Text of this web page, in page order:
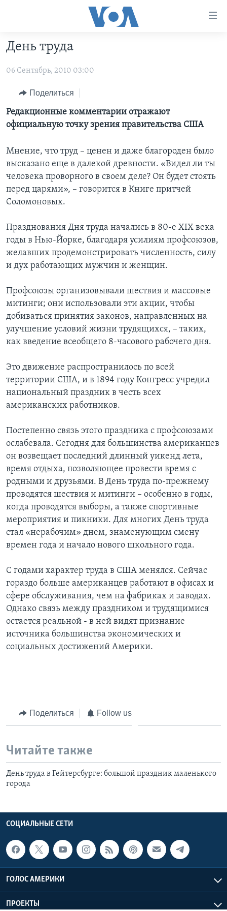
Перейти
на
основной
Перейти
основной
навигации
поиск
ГЛАВНОЕ
ПРОГРАММЫ
АМЕРИКА
НОВОСТИ ЗА МИНУТУ
ИТОГИ
ДИСКУССИЯ VOA
НЬЮ-ЙОРК NEW YORK
ПРОЕКТЫ
УЧИМ АНГЛИЙСКИЙ
НАША АМЕРИКАНСКАЯ ИСТОРИЯ
АРТЕФАКТЫ
АМЕРИКАНСКИЕ ГОРОДКИ
ТЕСТЫ
ЭКСПЕРТИЗА
ИНТЕРВЬЮ
ФАКТЫ ПРОТИВ ФЕЙКОВ
ЗА СВОБОДУ ПРЕССЫ
УЧИМ АНГЛИЙСКИЙ
ВИДЕО
Learning English
СОЦИАЛЬНЫЕ СЕТИ
Языки
День труда
06 Сентябрь, 2010 03:00
Поделиться
Редакционные комментарии отражают
официальную точку зрения правительства США
Мнение, что труд – ценен и даже благороден было
высказано еще в далекой древности. «Видел ли ты
человека проворного в своем деле? Он будет стоять
перед царями», – говорится в Книге притчей
Соломоновых.
Празднования Дня труда начались в 80-е XIX века
годы в Нью-Йорке, благодаря усилиям профсоюзов,
желавших продемонстрировать численность, силу
и дух работающих мужчин и женщин.
Профсоюзы организовывали шествия и массовые
митинги; они использовали эти акции, чтобы
добиваться принятия законов, направленных на
улучшение условий жизни трудящихся, – таких,
как введение всеобщего 8-часового рабочего дня.
Это движение распространилось по всей
территории США, и в 1894 году Конгресс учредил
национальный праздник в честь всех
американских работников.
Постепенно связь этого праздника с профсоюзами
ослабевала. Сегодня для большинства американцев
он возвещает последний длинный уикенд лета,
время отдыха, позволяющее провести время с
родными и друзьями. В День труда по-прежнему
проводятся шествия и митинги – особенно в годы,
когда проводятся выборы, а также спортивные
мероприятия и пикники. Для многих День труда
стал «нерабочим» днем, знаменующим смену
времен года и начало нового школьного года.
С годами характер труда в США менялся. Сейчас
гораздо больше американцев работают в офисах и
сфере обслуживания, чем на фабриках и заводах.
Однако связь между праздником и трудящимися
остается реальной - в ней видят признание
источника большинства экономических и
социальных достижений Америки.
Поделиться Follow us
Читайте также
День труда в Гейтерсбурге: большой праздник маленького
города
СОЦИАЛЬНЫЕ СЕТИ
ГОЛОС АМЕРИКИ
ПРОЕКТЫ